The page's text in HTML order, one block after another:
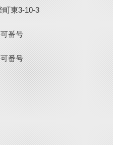
町東3-10-3
番号
番号